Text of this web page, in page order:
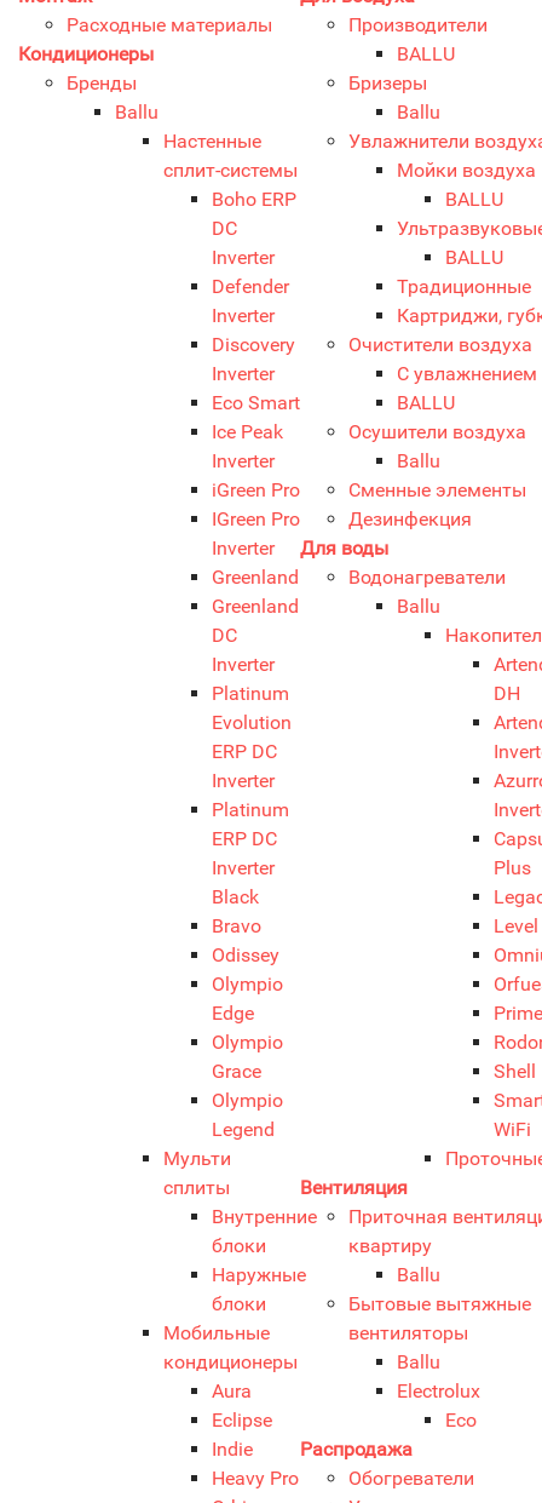
Расходные материалы
Кондиционеры
Бренды
Ballu
Настенные
сплит-системы
Boho ERP
DC
Inverter
Defender
Inverter
Discovery
Inverter
Eco Smart
Ice Peak
Inverter
iGreen Pro
IGreen Pro
Inverter
Greenland
Greenland
DC
Inverter
Platinum
Evolution
ERP DC
Inverter
Platinum
ERP DC
Inverter
Black
Bravo
Odissey
Olympio
Edge
Olympio
Grace
Olympio
Legend
Мульти
сплиты
Внутренние
блоки
Наружные
блоки
Мобильные
кондиционеры
Aura
Eclipse
Indie
Heavy Pro
Производители
BALLU
Бризеры
Ballu
Увлажнители
Мойки воздуха
BALLU
BALLU
Традиционные
Картриджи,
Очистители воздуха
С увлажнением
BALLU
Осушители воздуха
Ballu
Сменные элементы
Дезинфекция
Для воды
Водонагреватели
Ballu
DH
Plus
Shell
WiFi
Вентиляция
Приточная
квартиру
Ballu
Бытовые вытяжные
вентиляторы
Ballu
Electrolux
Eco
Распродажа
Обогреватели